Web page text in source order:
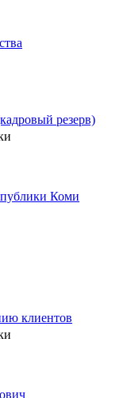
резерв)
Коми
клиентов